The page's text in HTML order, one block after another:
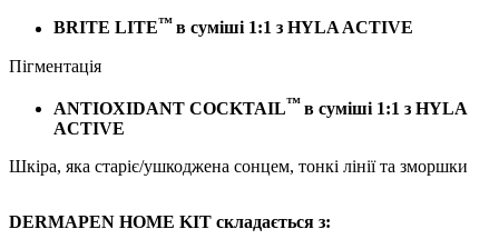
BRITE LITE™ в суміші 1:1 з HYLA ACTIVE
Пігментація
ANTIOXIDANT COCKTAIL™ в суміші 1:1 з HYLA
ACTIVE
Шкіра, яка старіє/ушкоджена сонцем, тонкі лінії та зморшки
DERMAPEN HOME KIT складається з: